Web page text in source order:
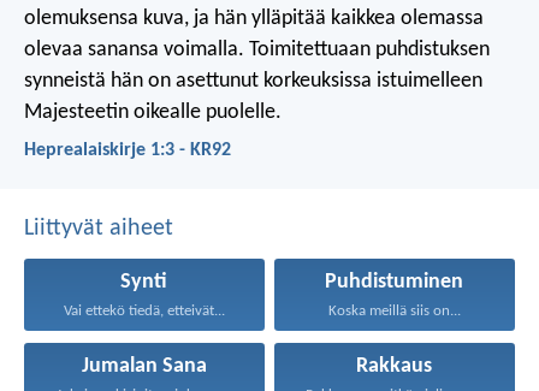
olemuksensa kuva, ja hän ylläpitää kaikkea olemassa
olevaa sanansa voimalla. Toimitettuaan puhdistuksen
synneistä hän on asettunut korkeuksissa istuimelleen
Majesteetin oikealle puolelle.
Heprealaiskirje 1:3 - KR92
Liittyvät aiheet
Synti
Vai ettekö tiedä, etteivät...
Puhdistuminen
Koska meillä siis on...
Jumalan Sana Rakkaus